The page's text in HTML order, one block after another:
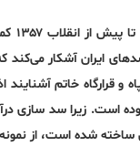
سدهای ایران آشکار
قرارگاه خاتم
است. زیرا سد سازی
ساخته شده است، از